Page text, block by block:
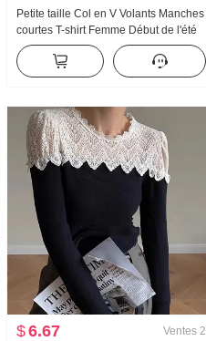
Petite taille Col en V Volants Manches
courtes T-shirt Femme Début de l'été
Conception Sens Unique Magnifique
Géant Nice Positif Épaule Court Top
$6.67 Ventes 2